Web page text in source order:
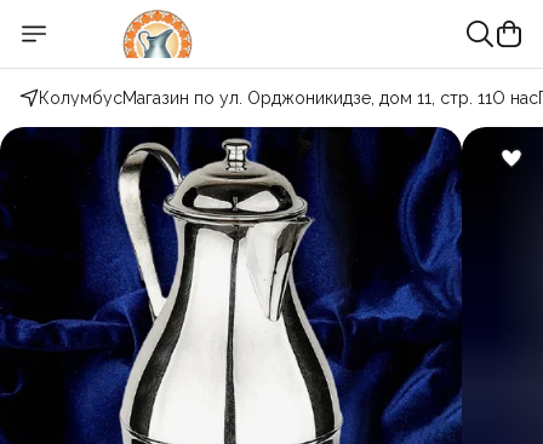
КолумбусМагазин по ул. Орджоникидзе, дом 11, стр. 11О нас